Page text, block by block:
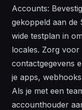
Accounts:
gekoppeld aan de
wide testplan in
locales. Zorg voor
contactgegevens
je apps,
Als je met een
accounthouder